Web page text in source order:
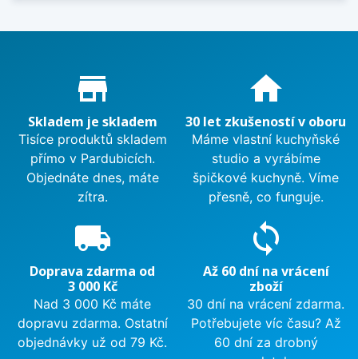
Proč nakupovat u nás?
store_mall_directory
Skladem je skladem
Tisíce produktů skladem
přímo v Pardubicích.
Objednáte dnes, máte
zítra.
home
30 let zkušeností v oboru
Máme vlastní kuchyňské
studio a vyrábíme
špičkové kuchyně. Víme
přesně, co funguje.
local_shipping
Doprava zdarma od
3 000 Kč
Nad 3 000 Kč máte
dopravu zdarma. Ostatní
objednávky už od 79 Kč.
sync
Až 60 dní na vrácení
zboží
30 dní na vrácení zdarma.
Potřebujete víc času? Až
60 dní za drobný